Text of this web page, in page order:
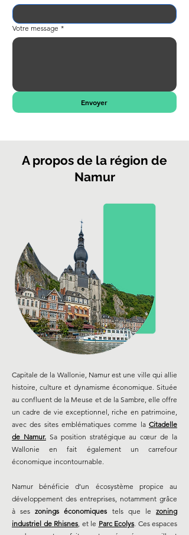
Votre message *
Envoyer
A propos de la région de
Namur
Capitale de la Wallonie, Namur est une ville qui allie
histoire, culture et dynamisme économique. Située
au confluent de la Meuse et de la Sambre, elle offre
un cadre de vie exceptionnel, riche en patrimoine,
avec des sites emblématiques comme la Citadelle
de Namur.Sa position stratégique au cœur de la
Wallonie en fait également un carrefour
économique incontournable.
Namur bénéficie d’un écosystème propice au
développement des entreprises, notamment grâce
à seszonings économiques tels que lezoning
industriel de Rhisnes, et le Parc Ecolys. Ces espaces